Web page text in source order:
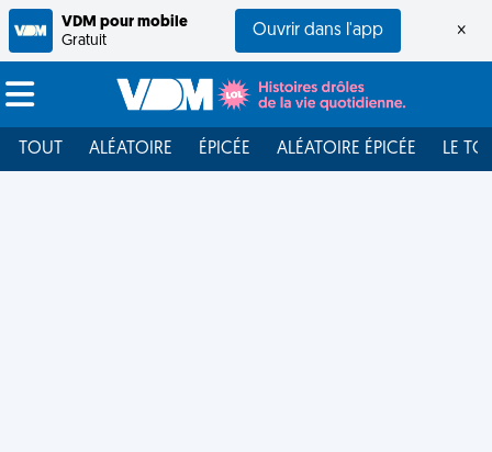
VDM pour mobile
Gratuit
Ouvrir dans l'app ×
TOUT ALÉATOIRE ÉPICÉE ALÉATOIRE ÉPICÉE LE